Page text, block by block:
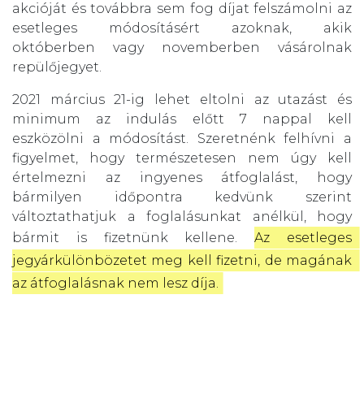
akcióját és továbbra sem fog díjat felszámolni az
esetleges módosításért azoknak, akik
októberben vagy novemberben vásárolnak
repülőjegyet.
2021 március 21-ig lehet eltolni az utazást és
minimum az indulás előtt 7 nappal kell
eszközölni a módosítást. Szeretnénk felhívni a
figyelmet, hogy természetesen nem úgy kell
értelmezni az ingyenes átfoglalást, hogy
bármilyen időpontra kedvünk szerint
változtathatjuk a foglalásunkat anélkül, hogy
bármit is fizetnünk kellene.Az esetleges
jegyárkülönbözetet meg kell fizetni, de magának
az átfoglalásnak nem lesz díja.